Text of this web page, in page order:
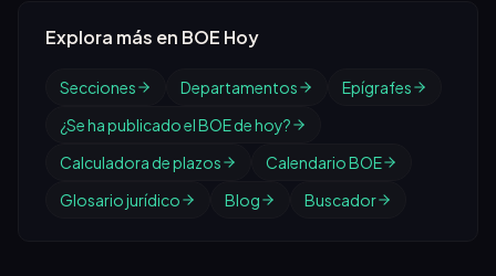
Explora más en BOE Hoy
Secciones Departamentos
Epígrafes
¿Se ha publicado el BOE de hoy?
Calculadora de plazos
Calendario BOE
Glosario jurídico
Blog Buscador